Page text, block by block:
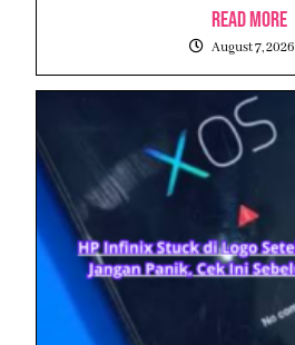
Read More
August 7, 2026